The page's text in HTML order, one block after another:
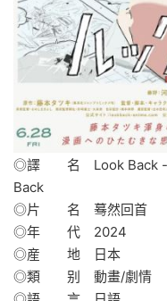
◎譯 名 Look Back -蓦
Back
◎片 名 蓦然回首
◎年 代 2024
◎産 地 日本
◎類 别 動畫/劇情